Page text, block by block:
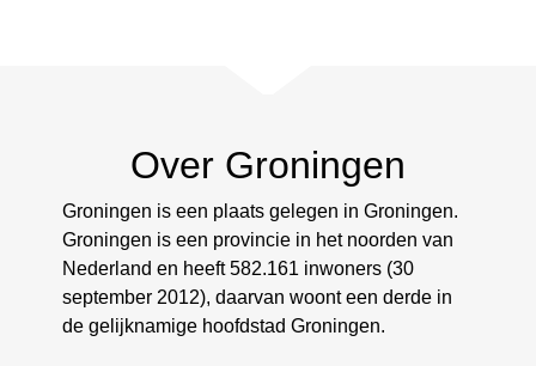
Over Groningen
Groningen is een plaats gelegen in Groningen.
Groningen is een provincie in het noorden van
Nederland en heeft 582.161 inwoners (30
september 2012), daarvan woont een derde in
de gelijknamige hoofdstad Groningen.